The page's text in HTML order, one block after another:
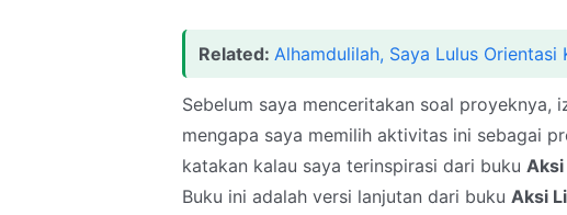
Related: Alhamdulilah, Saya Lulus Orientasi
Sebelum saya menceritakan soal proyeknya,
mengapa saya memilih aktivitas ini sebagai
katakan kalau saya terinspirasi dari buku Aksi
Buku ini adalah versi lanjutan dari buku Aksi